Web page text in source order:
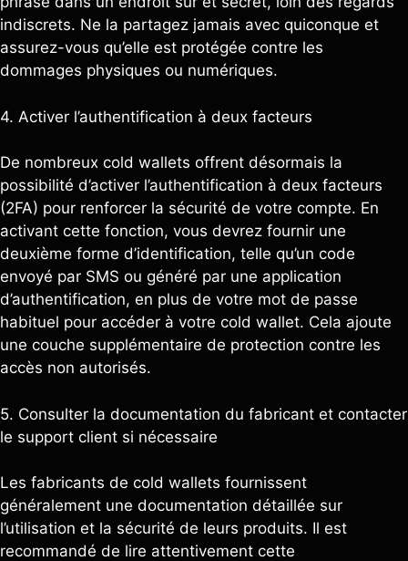
indiscrets. Ne la partagez jamais avec quiconque et
assurez-vous qu’elle est protégée contre les
dommages physiques ou numériques.
4. Activer l’authentification à deux facteurs
De nombreux cold wallets offrent désormais la
possibilité d’activer l’authentification à deux facteurs
(2FA) pour renforcer la sécurité de votre compte. En
activant cette fonction, vous devrez fournir une
deuxième forme d’identification, telle qu’un code
envoyé par SMS ou généré par une application
d’authentification, en plus de votre mot de passe
habituel pour accéder à votre cold wallet. Cela ajoute
une couche supplémentaire de protection contre les
accès non autorisés.
5. Consulter la documentation du fabricant et contacter
le support client si nécessaire
Les fabricants de cold wallets fournissent
généralement une documentation détaillée sur
l’utilisation et la sécurité de leurs produits. Il est
recommandé de lire attentivement cette